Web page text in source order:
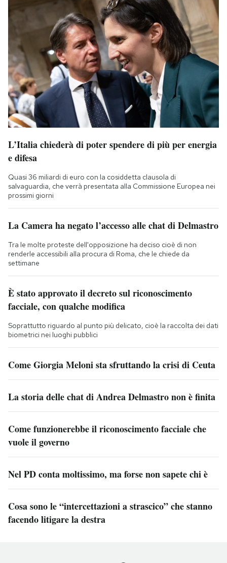
L’Italia chiederà di poter spendere di più per energia
e difesa
Quasi 36 miliardi di euro con la cosiddetta clausola di
salvaguardia, che verrà presentata alla Commissione Europea nei
prossimi giorni
La Camera ha negato l’accesso alle chat di Delmastro
Tra le molte proteste dell'opposizione ha deciso cioè di non
renderle accessibili alla procura di Roma, che le chiede da
settimane
È stato approvato il decreto sul riconoscimento
facciale, con qualche modifica
Soprattutto riguardo al punto più delicato, cioè la raccolta dei dati
biometrici nei luoghi pubblici
Come Giorgia Meloni sta sfruttando la crisi di Ceuta
La storia delle chat di Andrea Delmastro non è finita
Come funzionerebbe il riconoscimento facciale che
vuole il governo
Nel PD conta moltissimo, ma forse non sapete chi è
Cosa sono le “intercettazioni a strascico” che stanno
facendo litigare la destra